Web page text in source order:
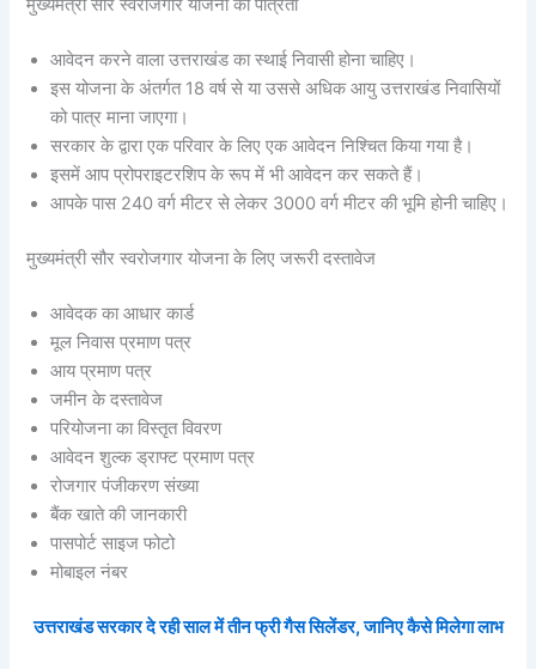
मुख्यमंत्री सौर स्वरोजगार योजना की पात्रता
आवेदन करने वाला उत्तराखंड का स्थाई निवासी होना चाहिए।
इस योजना के अंतर्गत 18 वर्ष से या उससे अधिक आयु उत्तराखंड निवासियों
को पात्र माना जाएगा।
सरकार के द्वारा एक परिवार के लिए एक आवेदन निश्चित किया गया है।
इसमें आप प्रोपराइटरशिप के रूप में भी आवेदन कर सकते हैं।
आपके पास 240 वर्ग मीटर से लेकर 3000 वर्ग मीटर की भूमि होनी चाहिए।
मुख्यमंत्री सौर स्वरोजगार योजना के लिए जरूरी दस्तावेज
आवेदक का आधार कार्ड
मूल निवास प्रमाण पत्र
आय प्रमाण पत्र
जमीन के दस्तावेज
परियोजना का विस्तृत विवरण
आवेदन शुल्क ड्राफ्ट प्रमाण पत्र
रोजगार पंजीकरण संख्या
बैंक खाते की जानकारी
पासपोर्ट साइज फोटो
मोबाइल नंबर
उत्तराखंड सरकार दे रही साल में तीन फ्री गैस सिलेंडर, जानिए कैसे मिलेगा लाभ